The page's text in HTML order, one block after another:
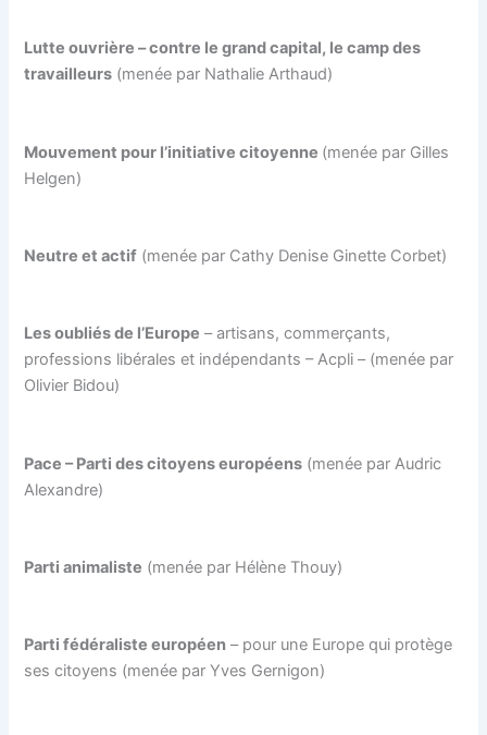
Lutte ouvrière – contre le grand capital, le camp des
travailleurs (menée par Nathalie Arthaud)
Mouvement pour l’initiative citoyenne (menée par Gilles
Helgen)
Neutre et actif (menée par Cathy Denise Ginette Corbet)
Les oubliés de l’Europe – artisans, commerçants,
professions libérales et indépendants – Acpli – (menée par
Olivier Bidou)
Pace – Parti des citoyens européens (menée par Audric
Alexandre)
Parti animaliste (menée par Hélène Thouy)
Parti fédéraliste européen – pour une Europe qui protège
ses citoyens (menée par Yves Gernigon)